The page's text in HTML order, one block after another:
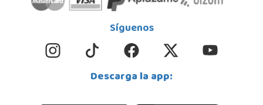
Juguetilandia Armilla
Carretera Armilla 29, Urb. Porcegram, 2
Síguenos
Descarga la app: